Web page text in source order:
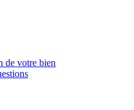
de votre bien